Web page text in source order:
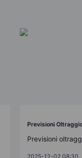
Previsioni
Previsioni
2025-12-02 08:30